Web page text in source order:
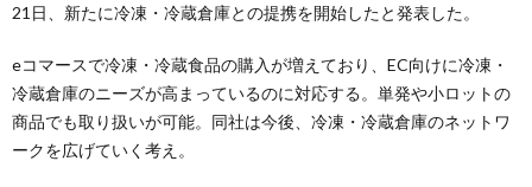
21日、新たに冷凍・冷蔵倉庫との提携を開始したと発表した。
eコマースで冷凍・冷蔵食品の購入が増えており、EC向けに冷凍・
冷蔵倉庫のニーズが高まっているのに対応する。単発や小ロットの
商品でも取り扱いが可能。同社は今後、冷凍・冷蔵倉庫のネットワ
ークを広げていく考え。